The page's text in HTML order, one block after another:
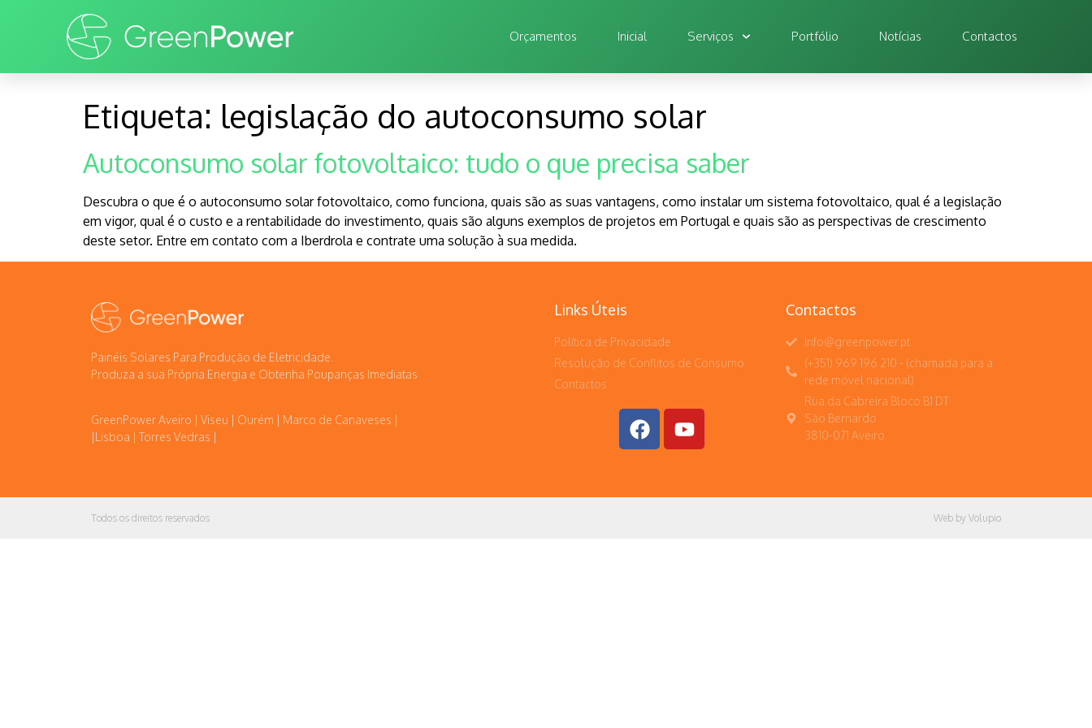
Orçamentos Inicial Serviços Portfólio Notícias Contactos
Etiqueta: legislação do autoconsumo solar
Autoconsumo solar fotovoltaico: tudo o que precisa saber
Descubra o que é o autoconsumo solar fotovoltaico, como funciona, quais são as suas vantagens, como instalar um sistema fotovoltaico, qual é a legislação
em vigor, qual é o custo e a rentabilidade do investimento, quais são alguns exemplos de projetos em Portugal e quais são as perspectivas de crescimento
deste setor. Entre em contato com a Iberdrola e contrate uma solução à sua medida.
Painéis Solares Para Produção de Eletricidade.
Produza a sua Própria Energia e Obtenha Poupanças Imediatas
GreenPower Aveiro | Viseu | Ourém | Marco de Canaveses |
|Lisboa | Torres Vedras |
Links Úteis
Política de Privacidade
Resolução de Conflitos de Consumo
Contactos
Contactos
Info@greenpower.pt
(+351) 969 196 210 - (chamada para a
rede móvel nacional)
Rua da Cabreira Bloco B1 DT
São Bernardo
3810-071 Aveiro
Todos os direitos reservados Web by Volupio